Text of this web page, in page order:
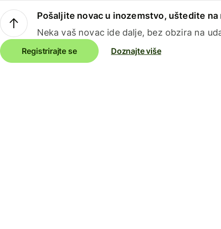
Pošaljite novac u inozemstvo, uštedite na
Neka vaš novac ide dalje, bez obzira na
Registrirajte se Doznajte više